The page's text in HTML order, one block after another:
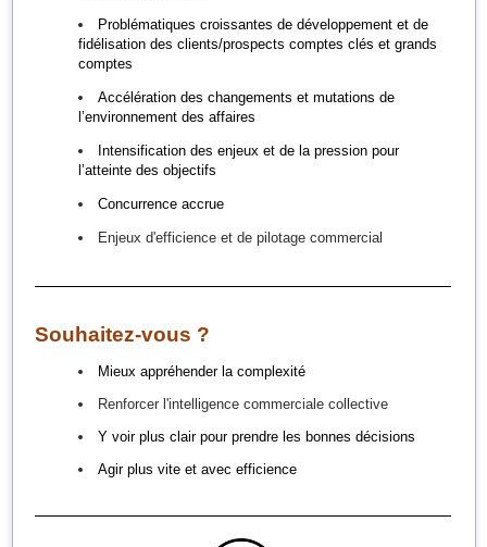
Problématiques croissantes de développement et de
fidélisation des clients/prospects comptes clés et grands
comptes
Accélération des changements et mutations de
l’environnement des affaires
Intensification des enjeux et de la pression pour
l’atteinte des objectifs
Concurrence accrue
Enjeux d'efficience et de pilotage commercial
Souhaitez-vous ?
Mieux appréhender la complexité
Renforcer l'intelligence commerciale collective
Y voir plus clair pour prendre les bonnes décisions
Agir plus vite et avec efficience